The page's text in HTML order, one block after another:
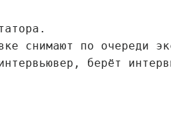
снимают по очереди
берёт